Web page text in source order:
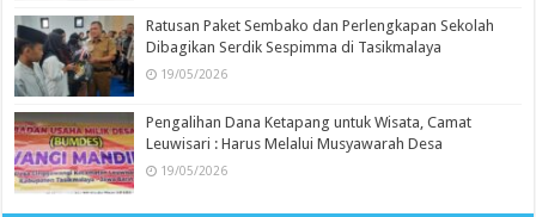
Ratusan Paket Sembako dan Perlengkapan Sekolah
Dibagikan Serdik Sespimma di Tasikmalaya
19/05/2026
Pengalihan Dana Ketapang untuk Wisata, Camat
Leuwisari : Harus Melalui Musyawarah Desa
19/05/2026